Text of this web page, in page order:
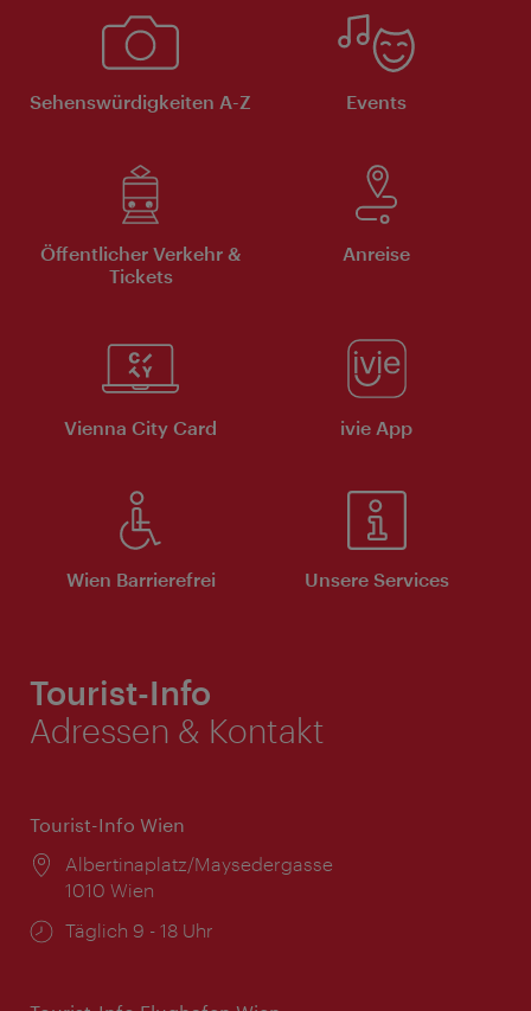
Sehenswürdigkeiten A-Z Events
Öffentlicher Verkehr &
Tickets
Anreise
Vienna City Card ivie App
Wien Barrierefrei Unsere Services
Tourist-Info
Adressen & Kontakt
Tourist-Info Wien
Ort:
Albertinaplatz/Maysedergasse
1010 Wien
Öffnungszeiten:
Täglich 9 - 18 Uhr